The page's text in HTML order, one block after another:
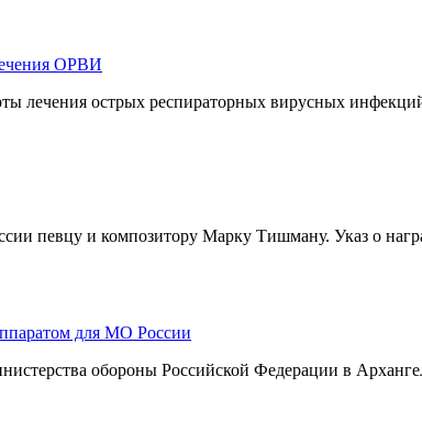
ОРВИ
лечения острых респираторных вирусных
певцу и композитору Марку Тишману. Указ о
для МО России
обороны Российской Федерации в